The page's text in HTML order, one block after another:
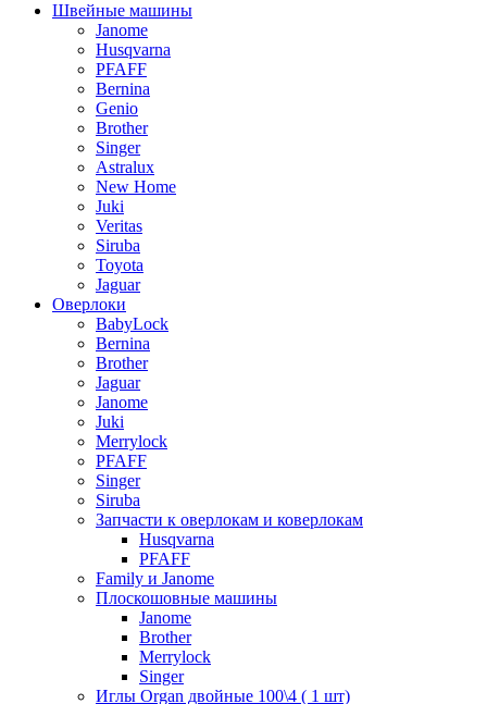
Швейные машины
Janome
Husqvarna
PFAFF
Bernina
Genio
Brother
Singer
Astralux
New Home
Juki
Veritas
Siruba
Toyota
Jaguar
Оверлоки
BabyLock
Bernina
Brother
Jaguar
Janome
Juki
Merrylock
PFAFF
Singer
Siruba
Запчасти к оверлокам и коверлокам
Husqvarna
PFAFF
Family и Janome
Плоскошовные машины
Janome
Brother
Merrylock
Singer
Иглы Organ двойные 100\4 ( 1 шт)